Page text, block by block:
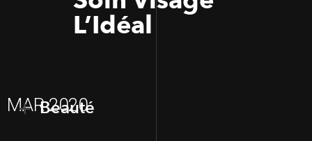
L’Idéal
MAR 2020
Beauté